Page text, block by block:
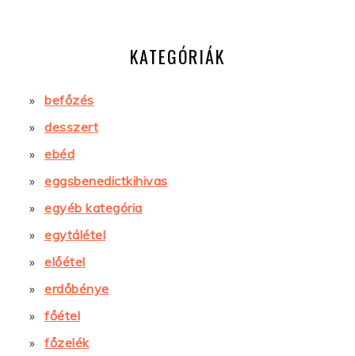
KATEGÓRIÁK
befőzés
desszert
ebéd
eggsbenedictkihivas
egyéb kategória
egytálétel
előétel
erdőbénye
főétel
főzelék